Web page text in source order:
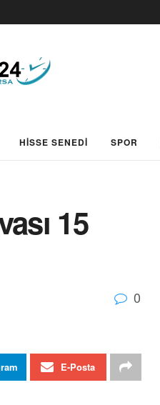
HİSSE SENEDİ SPOR
15
0
E-Posta